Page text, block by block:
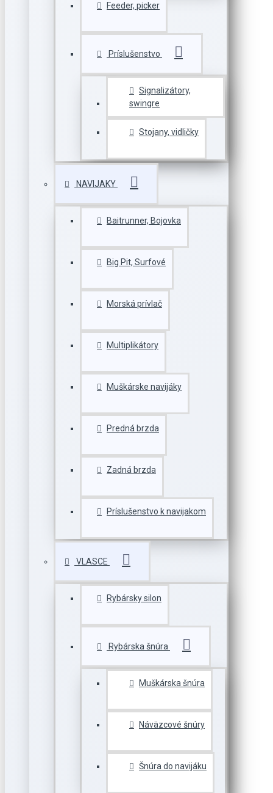
Feeder, picker
Príslušenstvo
Signalizátory,
swingre
Stojany, vidličky
NAVIJAKY
Baitrunner, Bojovka
Big Pit, Surfové
Morská prívlač
Multiplikátory
Muškárske navijáky
Predná brzda
Zadná brzda
Príslušenstvo k navijakom
VLASCE
Rybársky silon
Rybárska šnúra
Muškárska šnúra
Náväzcové šnúry
Šnúra do navijáku